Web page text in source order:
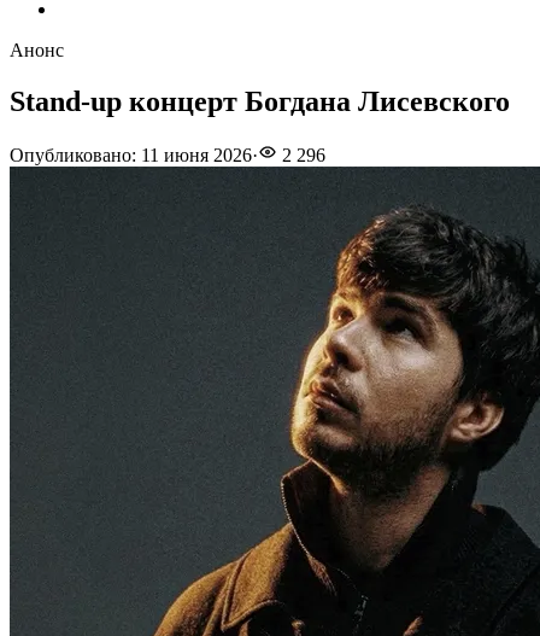
Анонс
Stand-up концерт Богдана Лисевского
Опубликовано: 11 июня 2026· 2 296